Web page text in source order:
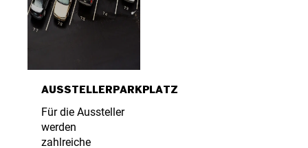
AUSSTELLERPARKPLATZ
Für die Aussteller
werden
zahlreiche